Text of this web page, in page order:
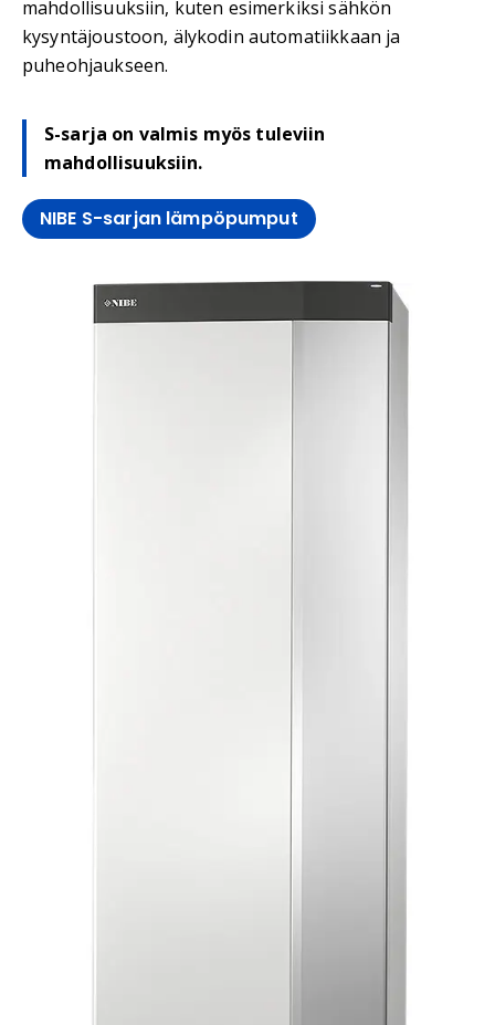
mahdollisuuksiin, kuten esimerkiksi sähkön
kysyntäjoustoon, älykodin automatiikkaan ja
puheohjaukseen.
S-sarja on valmis myös tuleviin
mahdollisuuksiin.
NIBE S-sarjan lämpöpumput